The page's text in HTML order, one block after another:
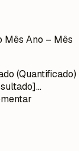
Mês Ano – Mês
(Quantificado)